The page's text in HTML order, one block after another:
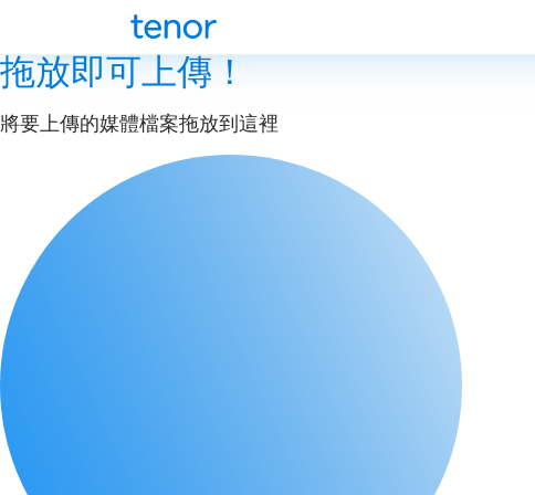
拖放即可上傳！
將要上傳的媒體檔案拖放到這裡